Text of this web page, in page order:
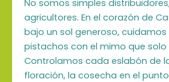
No somos simples
agricultores. En el corazón de
bajo un sol generoso, cuidamos
pistachos con el mimo que solo
Controlamos cada eslabón de
floración, la cosecha en el